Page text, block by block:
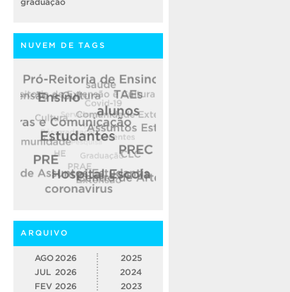
graduação
NUVEM DE TAGS
ARQUIVO
AGO 2026
JUL 2026
FEV 2026
2025
2024
2023